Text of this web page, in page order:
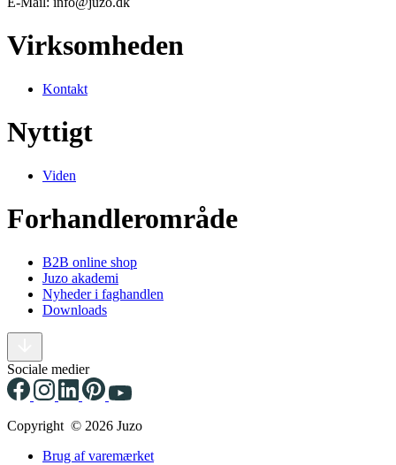
Virksomheden
Kontakt
Nyttigt
Viden
Forhandlerområde
B2B online shop
Juzo akademi
Nyheder i faghandlen
Downloads
Sociale medier
Copyright © 2026 Juzo
Brug af varemærket